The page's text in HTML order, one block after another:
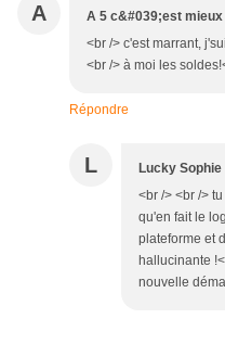
A A 5 c&#039;est mieux
<br /> c'est marrant,
<br /> à moi les
Répondre
L Lucky Sophie
<br /> <br />
qu'en fait le
plateforme et
hallucinante
nouvelle